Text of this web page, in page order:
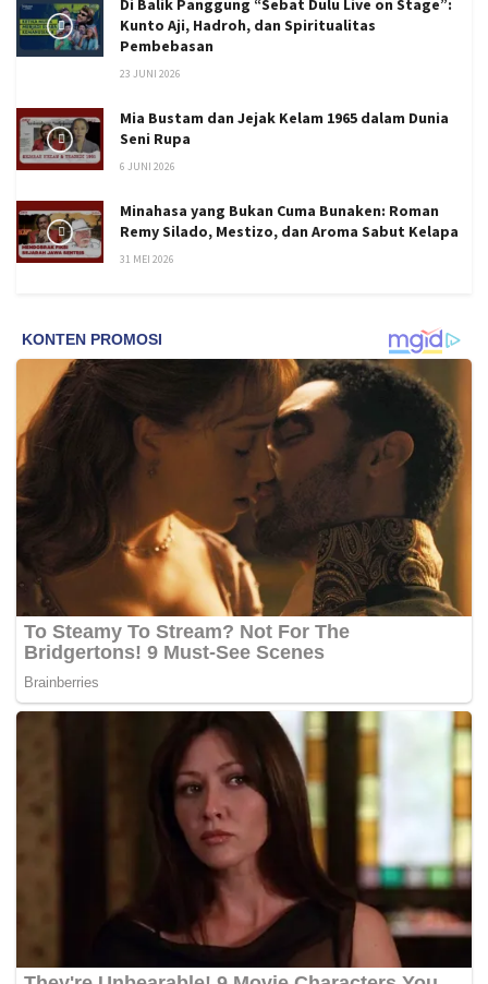
Di Balik Panggung “Sebat Dulu Live on Stage”:
Kunto Aji, Hadroh, dan Spiritualitas
Pembebasan
23 JUNI 2026
Mia Bustam dan Jejak Kelam 1965 dalam Dunia
Seni Rupa
6 JUNI 2026
Minahasa yang Bukan Cuma Bunaken: Roman
Remy Silado, Mestizo, dan Aroma Sabut Kelapa
31 MEI 2026